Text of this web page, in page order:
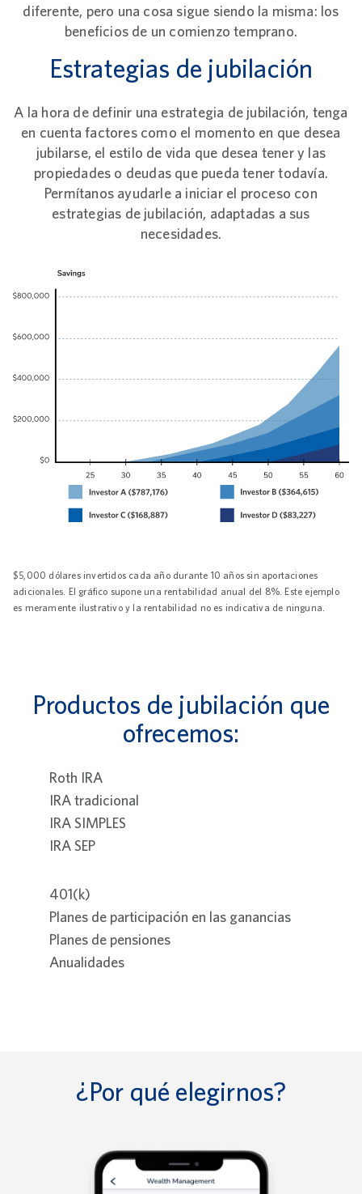
diferente, pero una cosa sigue siendo la misma: los
beneficios de un comienzo temprano.
Estrategias de jubilación
A la hora de definir una estrategia de jubilación, tenga
en cuenta factores como el momento en que desea
jubilarse, el estilo de vida que desea tener y las
propiedades o deudas que pueda tener todavía.
Permítanos ayudarle a iniciar el proceso con
estrategias de jubilación, adaptadas a sus
necesidades.
$5,000 dólares invertidos cada año durante 10 años sin aportaciones
adicionales. El gráfico supone una rentabilidad anual del 8%. Este ejemplo
es meramente ilustrativo y la rentabilidad no es indicativa de ninguna.
Productos de jubilación que
ofrecemos:
Roth IRA
IRA tradicional
IRA SIMPLES
IRA SEP
401(k)
Planes de participación en las ganancias
Planes de pensiones
Anualidades
¿Por qué elegirnos?